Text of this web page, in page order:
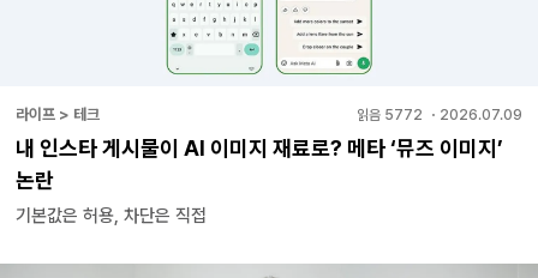
라이프 > 테크 읽음 5772 ・ 2026.07.09
내 인스타 게시물이 AI 이미지 재료로? 메타 ‘뮤즈 이미지’
논란
기본값은 허용, 차단은 직접